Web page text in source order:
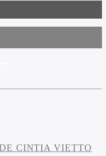
CINTIA VIETTO